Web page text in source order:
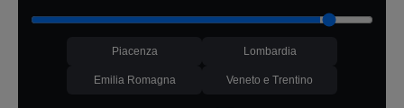
Piacenza Lombardia
Emilia Romagna Veneto e Trentino